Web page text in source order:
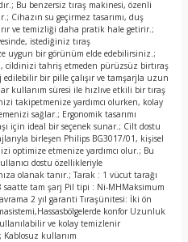
Bu benzersiz tıraş makinesi, özenli
Cihazın su geçirmez tasarımı, duş
ve temizliği daha pratik hale getirir.;
istediğiniz tıraş
uygun bir görünüm elde edebilirsiniz.;
cildinizi tahriş etmeden pürüzsüz birtıraş
bir pille çalışır ve tamşarjla uzun
kullanım süresi ile hızlıve etkili bir tıraş
takipetmenize yardımcı olurken, kolay
sağlar.; Ergonomik tasarımı
için ideal bir seçenek sunar.; Cilt dostu
birleşen Philips BG3017/01, kişisel
optimize etmenize yardımcı olur.; Bu
dostu özellikleriyle
olanak tanır.; Tarak : 1 vücut tarağı
saatte tam şarj Pil tipi : Ni-MHMaksimum
2 yıl garanti Tıraşünitesi: İki ön
konfor Uzunluk
ve kolay temizlenir
Kablosuz kullanım